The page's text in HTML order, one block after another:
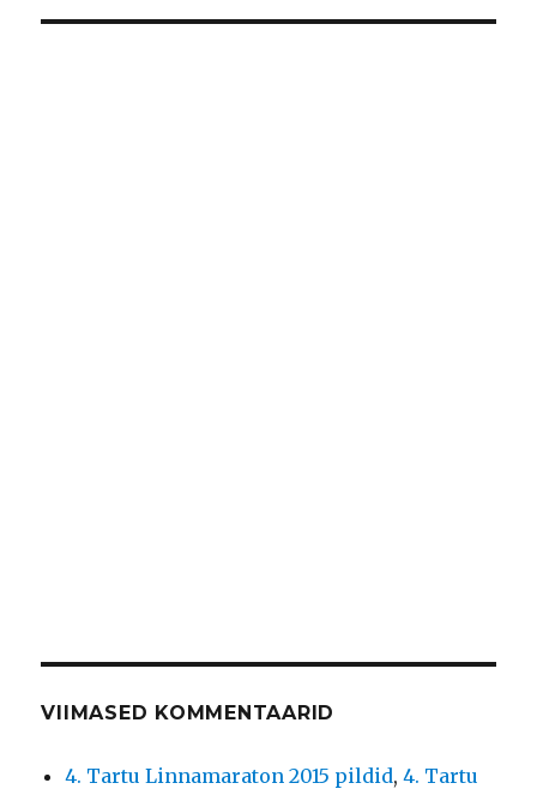
VIIMASED KOMMENTAARID
4. Tartu Linnamaraton 2015 pildid,4. Tartu